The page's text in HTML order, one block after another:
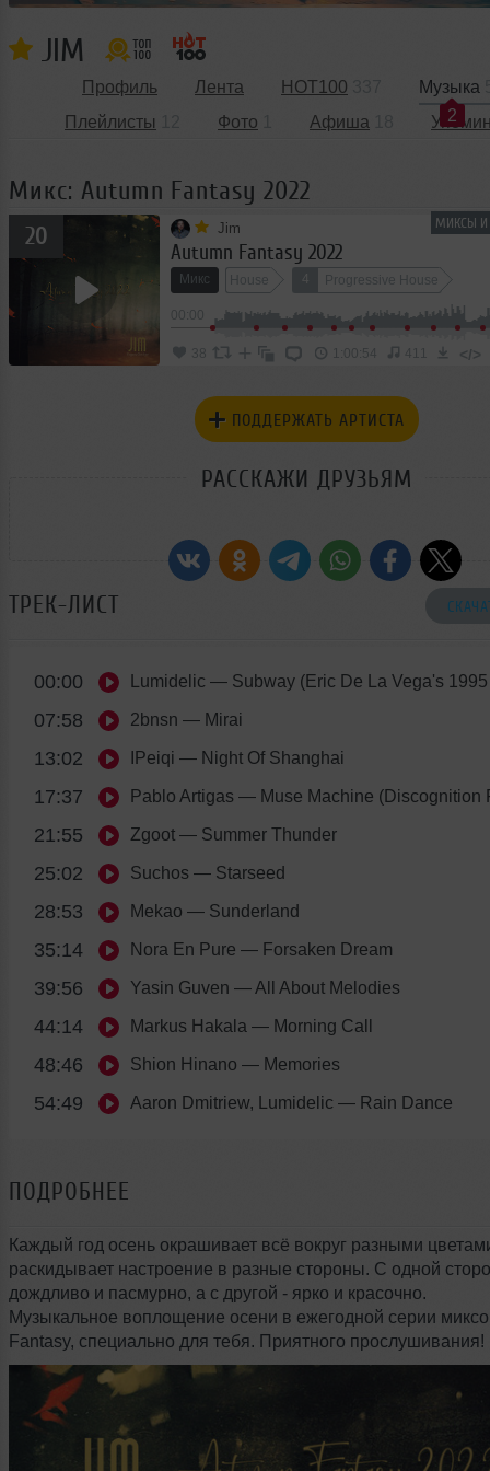
JIM
Профиль Лента HOT100
Музыка
2
Плейлисты
Фото Афиша
Микс: Autumn Fantasy 2022
МИКСЫ И
20 Jim
Autumn Fantasy 2022
Микс House Progressive House
38 1:00:54 </>
ПОДДЕРЖАТЬ АРТИСТА
РАССКАЖИ ДРУЗЬЯМ
ТРЕК-ЛИСТ
00:00 Lumidelic — Subway (Eric De La Vega's
07:58 2bnsn — Mirai
13:02 IPeiqi — Night Of Shanghai
17:37 Pablo Artigas — Muse Machine (Discognition
21:55 Zgoot — Summer Thunder
25:02 Suchos — Starseed
28:53 Mekao — Sunderland
35:14 Nora En Pure — Forsaken Dream
39:56 Yasin Guven — All About Melodies
44:14 Markus Hakala — Morning Call
48:46 Shion Hinano — Memories
54:49 Aaron Dmitriew, Lumidelic — Rain Dance
ПОДРОБНЕЕ
Каждый год осень окрашивает всё вокруг разными
раскидывает настроение в разные стороны. С одной
дождливо и пасмурно, а с другой - ярко и красочно.
Музыкальное воплощение осени в ежегодной серии
Fantasy, специально для тебя. Приятного прослушивания!